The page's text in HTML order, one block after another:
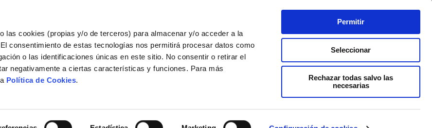
las cookies (propias y/o de terceros) para almacenar y/o acceder a la
consentimiento de estas tecnologías nos permitirá procesar datos como
o las identificaciones únicas en este sitio. No consentir o retirar el
negativamente a ciertas características y funciones. Para más
Política de Cookies.
Permitir
Seleccionar
Rechazar todas salvo las
necesarias
Precios válidos solo en la web, no en tienda